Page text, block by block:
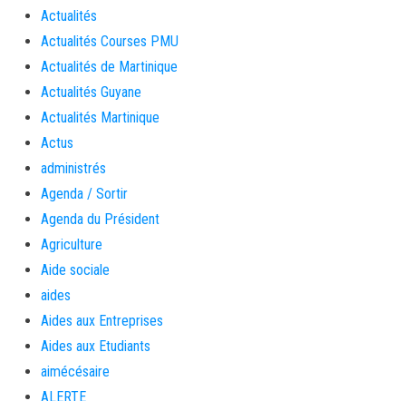
Actualités
Actualités Courses PMU
Actualités de Martinique
Actualités Guyane
Actualités Martinique
Actus
administrés
Agenda / Sortir
Agenda du Président
Agriculture
Aide sociale
aides
Aides aux Entreprises
Aides aux Etudiants
aimécésaire
ALERTE